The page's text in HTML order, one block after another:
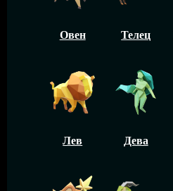
Овен Телец
Лев Дева